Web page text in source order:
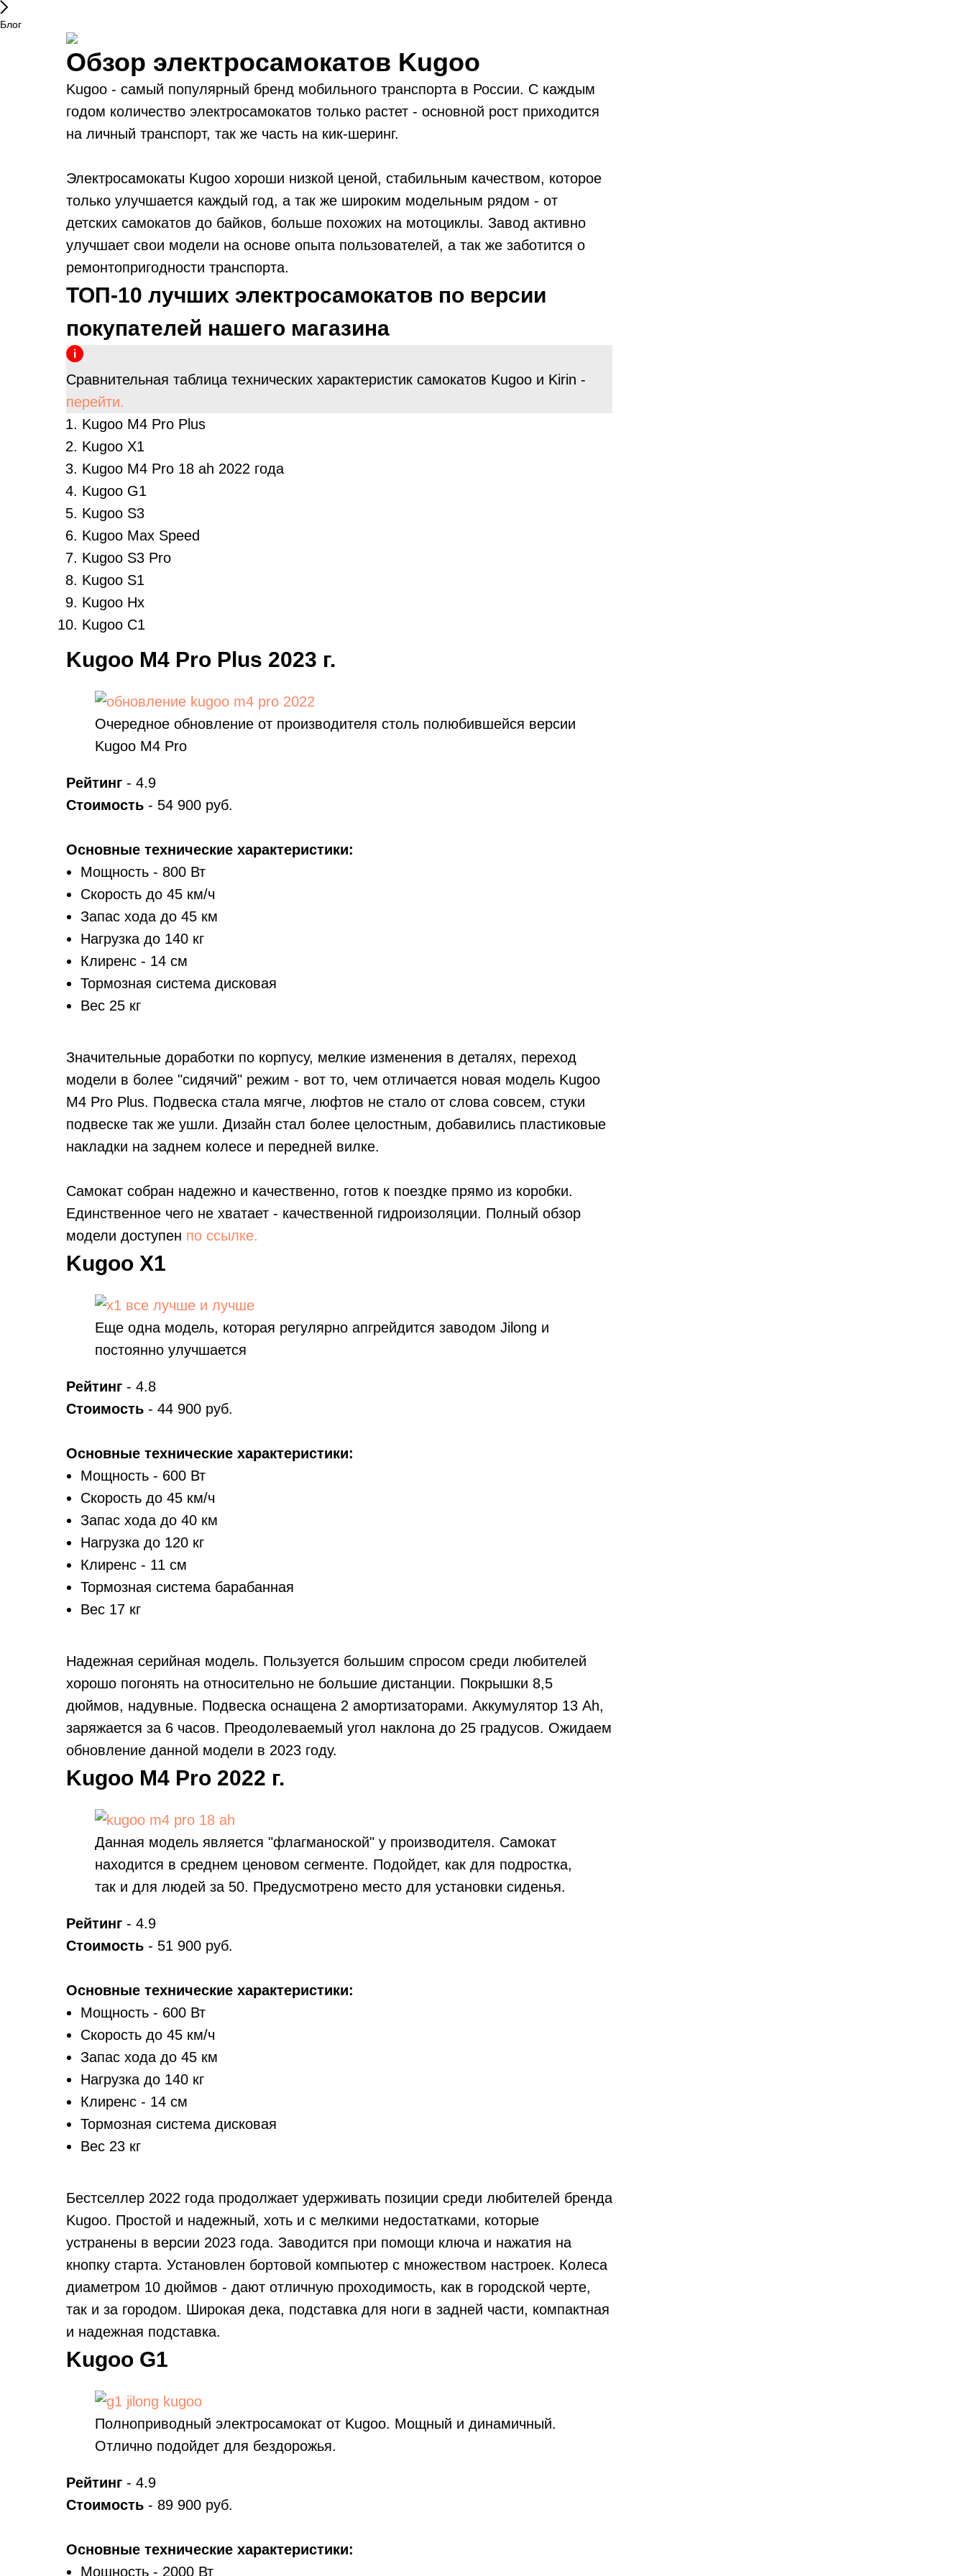
Блог
Обзор электросамокатов Kugoo
Kugoo - самый популярный бренд мобильного транспорта в России. С каждым
годом количество электросамокатов только растет - основной рост приходится
на личный транспорт, так же часть на кик-шеринг.
Электросамокаты Kugoo хороши низкой ценой, стабильным качеством, которое
только улучшается каждый год, а так же широким модельным рядом - от
детских самокатов до байков, больше похожих на мотоциклы. Завод активно
улучшает свои модели на основе опыта пользователей, а так же заботится о
ремонтопригодности транспорта.
ТОП-10 лучших электросамокатов по версии
покупателей нашего магазина
Сравнительная таблица технических характеристик самокатов Kugoo и Kirin -
перейти.
Kugoo M4 Pro Plus
Kugoo X1
Kugoo M4 Pro 18 ah 2022 года
Kugoo G1
Kugoo S3
Kugoo Max Speed
Kugoo S3 Pro
Kugoo S1
Kugoo Hx
Kugoo C1
Kugoo M4 Pro Plus 2023 г.
Очередное обновление от производителя столь полюбившейся версии
Kugoo M4 Pro
Рейтинг - 4.9
Стоимость - 54 900 руб.
Основные технические характеристики:
Мощность - 800 Вт
Скорость до 45 км/ч
Запас хода до 45 км
Нагрузка до 140 кг
Клиренс - 14 см
Тормозная система дисковая
Вес 25 кг
Значительные доработки по корпусу, мелкие изменения в деталях, переход
модели в более "сидячий" режим - вот то, чем отличается новая модель Kugoo
M4 Pro Plus. Подвеска стала мягче, люфтов не стало от слова совсем, стуки
подвеске так же ушли. Дизайн стал более целостным, добавились пластиковые
накладки на заднем колесе и передней вилке.
Самокат собран надежно и качественно, готов к поездке прямо из коробки.
Единственное чего не хватает - качественной гидроизоляции. Полный обзор
модели доступен по ссылке.
Kugoo X1
Еще одна модель, которая регулярно апгрейдится заводом Jilong и
постоянно улучшается
Рейтинг - 4.8
Стоимость - 44 900 руб.
Основные технические характеристики:
Мощность - 600 Вт
Скорость до 45 км/ч
Запас хода до 40 км
Нагрузка до 120 кг
Клиренс - 11 см
Тормозная система барабанная
Вес 17 кг
Надежная серийная модель. Пользуется большим спросом среди любителей
хорошо погонять на относительно не большие дистанции. Покрышки 8,5
дюймов, надувные. Подвеска оснащена 2 амортизаторами. Аккумулятор 13 Ah,
заряжается за 6 часов. Преодолеваемый угол наклона до 25 градусов. Ожидаем
обновление данной модели в 2023 году.
Kugoo M4 Pro 2022 г.
Данная модель является "флагманоской" у производителя. Самокат
находится в среднем ценовом сегменте. Подойдет, как для подростка,
так и для людей за 50. Предусмотрено место для установки сиденья.
Рейтинг - 4.9
Стоимость - 51 900 руб.
Основные технические характеристики:
Мощность - 600 Вт
Скорость до 45 км/ч
Запас хода до 45 км
Нагрузка до 140 кг
Клиренс - 14 см
Тормозная система дисковая
Вес 23 кг
Бестселлер 2022 года продолжает удерживать позиции среди любителей бренда
Kugoo. Простой и надежный, хоть и с мелкими недостатками, которые
устранены в версии 2023 года. Заводится при помощи ключа и нажатия на
кнопку старта. Установлен бортовой компьютер с множеством настроек. Колеса
диаметром 10 дюймов - дают отличную проходимость, как в городской черте,
так и за городом. Широкая дека, подставка для ноги в задней части, компактная
и надежная подставка.
Kugoo G1
Полноприводный электросамокат от Kugoo. Мощный и динамичный.
Отлично подойдет для бездорожья.
Рейтинг - 4.9
Стоимость - 89 900 руб.
Основные технические характеристики:
Мощность - 2000 Вт